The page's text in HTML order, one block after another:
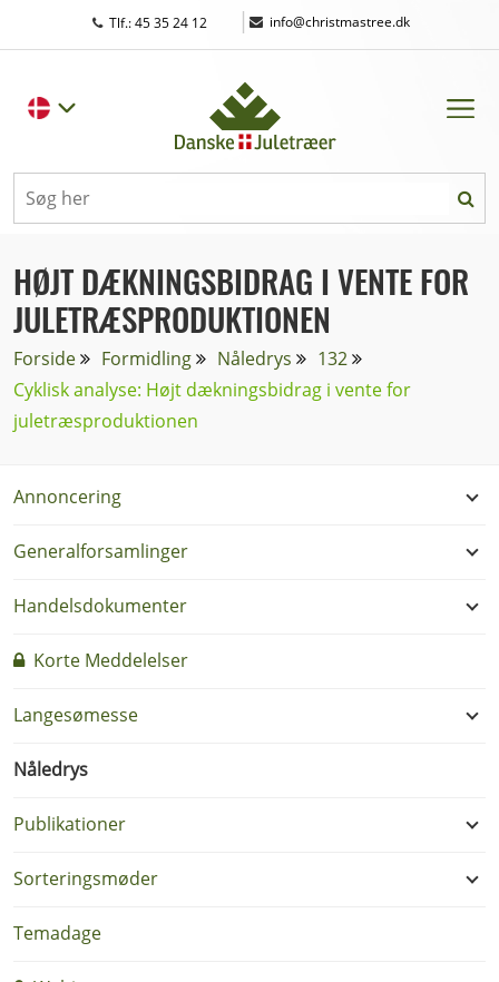
Tlf.: 45 35 24 12 | info@christmastree.dk
HØJT DÆKNINGSBIDRAG I VENTE FOR
JULETRÆSPRODUKTIONEN
Forside Formidling Nåledrys
132
Cyklisk analyse: Højt dækningsbidrag i vente for
juletræsproduktionen
Annoncering
Generalforsamlinger
Handelsdokumenter
Korte Meddelelser
Langesømesse
Nåledrys
Publikationer
Sorteringsmøder
Temadage